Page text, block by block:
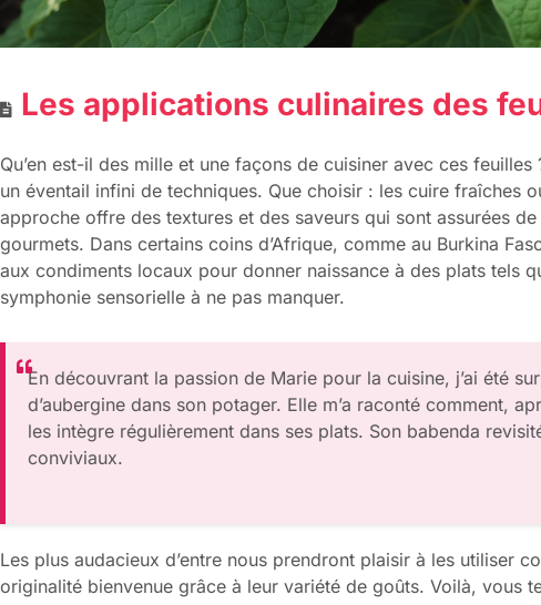
Les applications culinaires des
Qu’en est-il des mille et une façons de cuisiner avec ces
un éventail infini de techniques. Que choisir : les cuire fraîches
approche offre des textures et des saveurs qui sont assurées
gourmets. Dans certains coins d’Afrique, comme au Burkina
aux condiments locaux pour donner naissance à des plats tels
symphonie sensorielle à ne pas manquer.
En découvrant la passion de Marie pour la cuisine, j’ai été
d’aubergine dans son potager. Elle m’a raconté comment,
les intègre régulièrement dans ses plats. Son babenda
conviviaux.
Les plus audacieux d’entre nous prendront plaisir à les utiliser
originalité bienvenue grâce à leur variété de goûts. Voilà, vous